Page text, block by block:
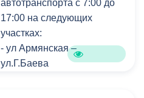
автотранспорта с 7:00 до
17:00 на следующих
участках:
- ул Армянская –
ул.Г.Баева